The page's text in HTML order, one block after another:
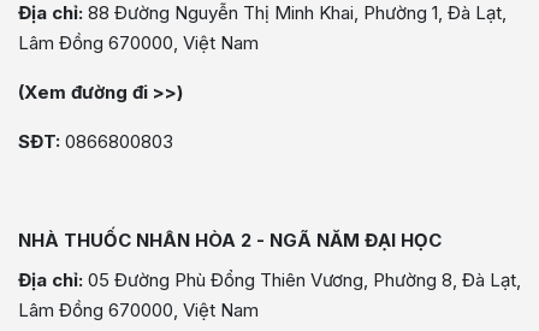
Địa chỉ: 88 Đường Nguyễn Thị Minh Khai, Phường 1, Đà Lạt,
Lâm Đồng 670000, Việt Nam
(Xem đường đi >>)
SĐT: 0866800803
NHÀ THUỐC NHÂN HÒA 2 - NGÃ NĂM ĐẠI HỌC
Địa chỉ: 05 Đường Phù Đổng Thiên Vương, Phường 8, Đà Lạt,
Lâm Đồng 670000, Việt Nam